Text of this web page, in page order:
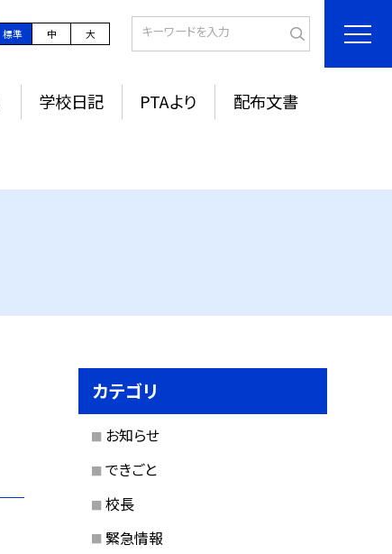
標準 中 大
学校日記 PTAより 配布文書
カテゴリ
お知らせ
できごと
校長
緊急情報